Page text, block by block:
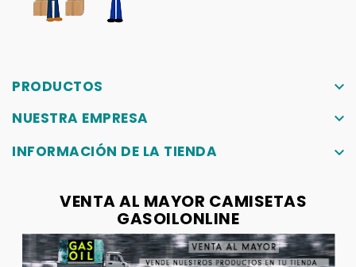
PRODUCTOS
keyboard_arrow_down
NUESTRA EMPRESA
keyboard_arrow_down
INFORMACIÓN DE LA TIENDA
keyboard_arrow_down
VENTA AL MAYOR CAMISETAS
GASOILONLINE